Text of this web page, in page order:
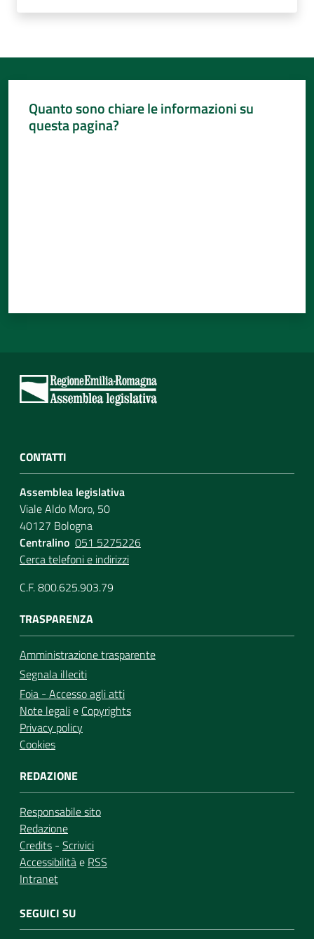
Quanto sono chiare le informazioni su
questa pagina?
CONTATTI
Assemblea legislativa
Viale Aldo Moro, 50
40127 Bologna
Centralino 051 5275226
Cerca telefoni e indirizzi
C.F. 800.625.903.79
TRASPARENZA
Amministrazione trasparente
Segnala illeciti
Foia - Accesso agli atti
Note legalie Copyrights
Privacy policy
Cookies
REDAZIONE
Responsabile sito
Redazione
Credits - Scrivici
Accessibilitàe RSS
Intranet
SEGUICI SU